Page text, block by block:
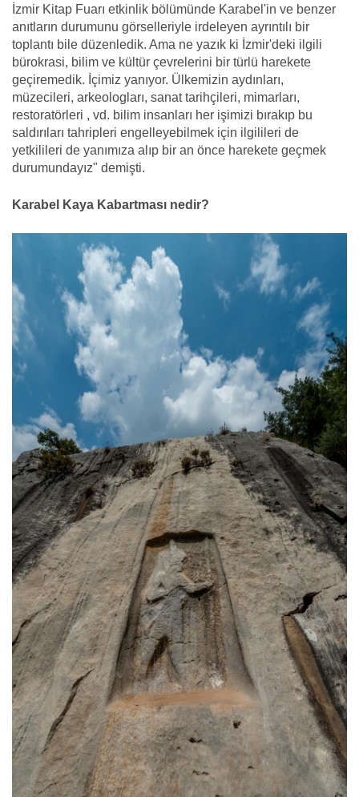
İzmir Kitap Fuarı etkinlik bölümünde Karabel'in ve benzer
anıtların durumunu görselleriyle irdeleyen ayrıntılı bir
toplantı bile düzenledik. Ama ne yazık ki İzmir'deki ilgili
bürokrasi, bilim ve kültür çevrelerini bir türlü harekete
geçiremedik. İçimiz yanıyor. Ülkemizin aydınları,
müzecileri, arkeologları, sanat tarihçileri, mimarları,
restoratörleri , vd. bilim insanları her işimizi bırakıp bu
saldırıları tahripleri engelleyebilmek için ilgilileri de
yetkilileri de yanımıza alıp bir an önce harekete geçmek
durumundayız" demişti.
Karabel Kaya Kabartması nedir?